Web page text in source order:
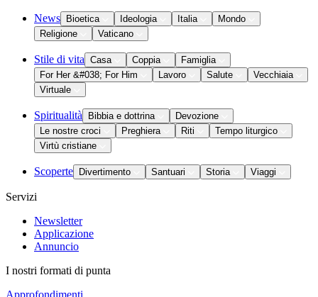
News Bioetica Ideologia Italia
Mondo
Religione
Vaticano
Stile di vita Casa Coppia
Famiglia
For Her &#038; For Him
Lavoro Salute
Vecchiaia
Virtuale
Spiritualità Bibbia e dottrina
Devozione
Le nostre croci
Preghiera Riti
Tempo liturgico
Virtù cristiane
Scoperte Divertimento Santuari Storia Viaggi
Servizi
Newsletter
Applicazione
Annuncio
I nostri formati di punta
Approfondimenti